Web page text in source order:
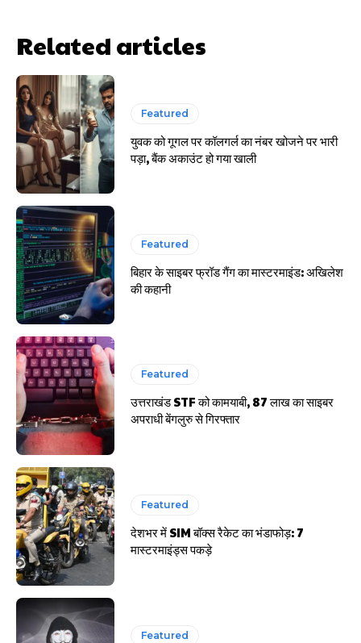
HIGHLIGHT
हर खाते के बदले मिलते थे 20 से 25 हजार
Related articles
Featured
युवक को गूगल पर कॉलगर्ल का नंबर खोजने पर भारी
पड़ा, बैंक अकाउंट हो गया खाली
Featured
बिहार के साइबर फ्रॉड गैंग का मास्टरमाइंड: अखिलेश
की कहानी
Featured
उत्तराखंड STF को कामयाबी, 87 लाख का साइबर
अपराधी बेंगलुरु से गिरफ्तार
Featured
देशभर में SIM बॉक्स रैकेट का भंडाफोड़: 7
मास्टरमाइंड्स पकड़े
Featured